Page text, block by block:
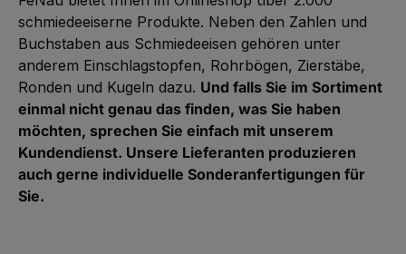
schmiedeeiserne Produkte. Neben den Zahlen und
Buchstaben aus Schmiedeeisen gehören unter
anderem Einschlagstopfen, Rohrbögen, Zierstäbe,
Ronden und Kugeln dazu. Und falls Sie im Sortiment
einmal nicht genau das finden, was Sie haben
möchten, sprechen Sie einfach mit unserem
Kundendienst. Unsere Lieferanten produzieren
auch gerne individuelle Sonderanfertigungen für
Sie.